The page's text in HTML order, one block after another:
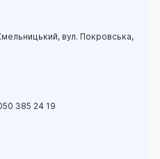
вул. Покровська,
385 24 19